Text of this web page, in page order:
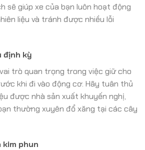
sẽ giúp xe của bạn luôn hoạt động
liệu và tránh được nhiều lỗi
định kỳ
trò quan trọng trong việc giữ cho
khi đi vào động cơ. Hãy tuân thủ
được nhà sản xuất khuyến nghị,
thường xuyên đổ xăng tại các cây
kim phun